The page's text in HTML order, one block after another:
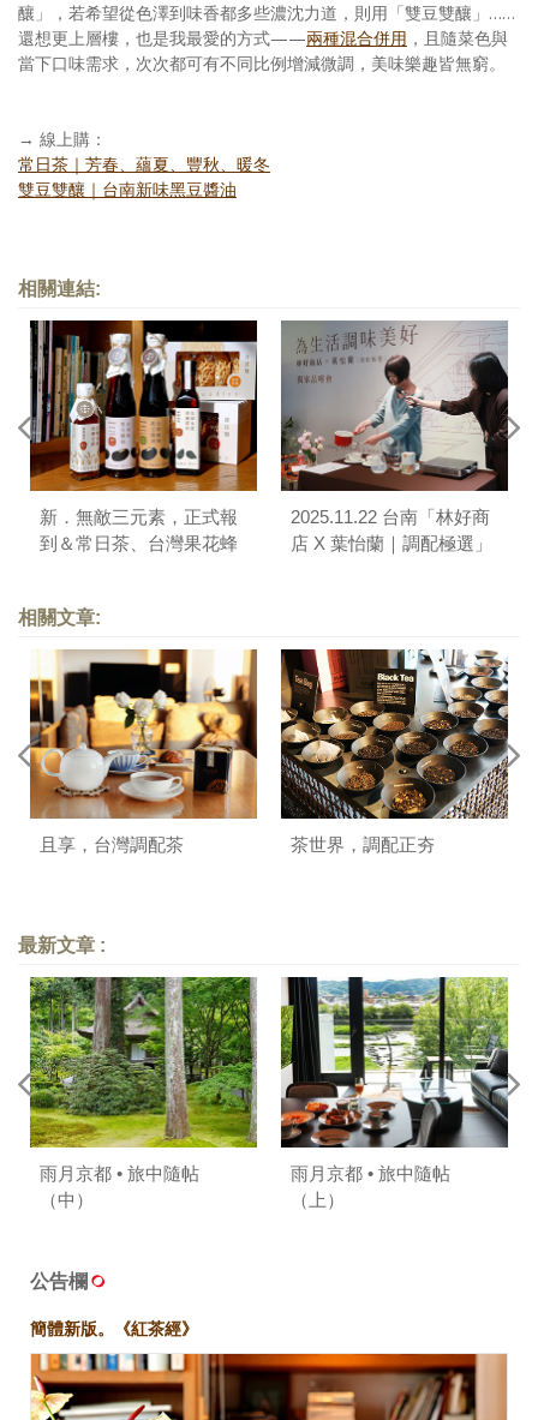
釀」，若希望從色澤到味香都多些濃沈力道，則用「雙豆雙釀」……
還想更上層樓，也是我最愛的方式——兩種混合併用 ，且隨菜色與
當下口味需求，次次都可有不同比例增減微調，美味樂趣皆無窮。
→ 線上購：
常日茶｜芳春、蘊夏、豐秋、暖冬
雙豆雙釀｜台南新味黑豆醬油
相關連結:
新．無敵三元素，正式報
到＆常日茶、台灣果花蜂
2025.11.22 台南「林好商
店 X 葉怡蘭｜調配極選」
相關文章:
且享，台灣調配茶 茶世界，調配正夯
最新文章 :
雨月京都 • 旅中隨帖
（中）
雨月京都 • 旅中隨帖
（上）
公告欄
簡體新版。《紅茶經》